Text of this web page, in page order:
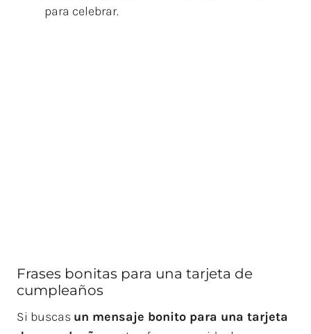
para celebrar.
Frases bonitas para una tarjeta de
cumpleaños
Si buscas un mensaje bonito para una tarjeta